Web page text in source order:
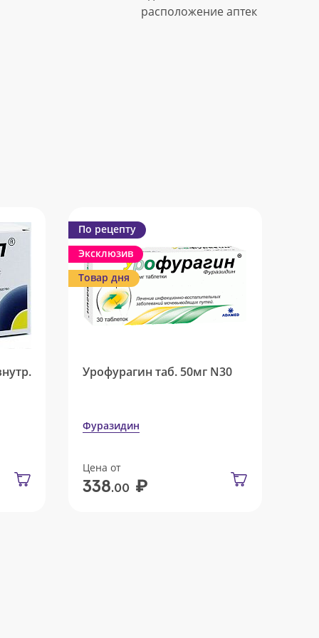
расположение аптек
По рецепту
Эксклюзив
Товар дня
Урофурагин таб. 50мг N30
Фуразидин
Цена от
338.00 ₽